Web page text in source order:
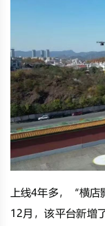
上线4年多，“横
12月，该平台新增